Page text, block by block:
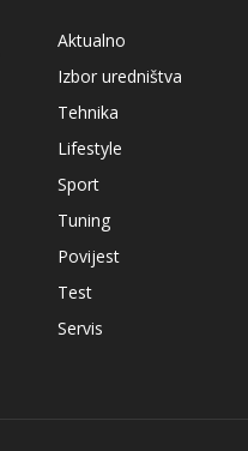
Aktualno
Izbor uredništva
Tehnika
Lifestyle
Sport
Tuning
Povijest
Test
Servis